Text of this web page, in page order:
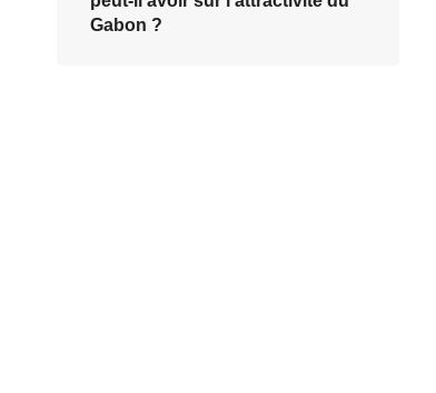
Gabon ?